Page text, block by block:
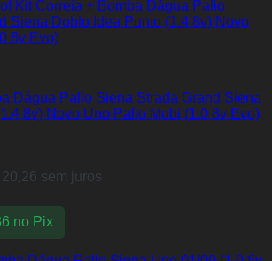
Dágua Palio Siena Strada Grand Siena
8v) Novo Uno Palio Mobi (1.0 8v Evo)
20,26 sem juros
no Pix